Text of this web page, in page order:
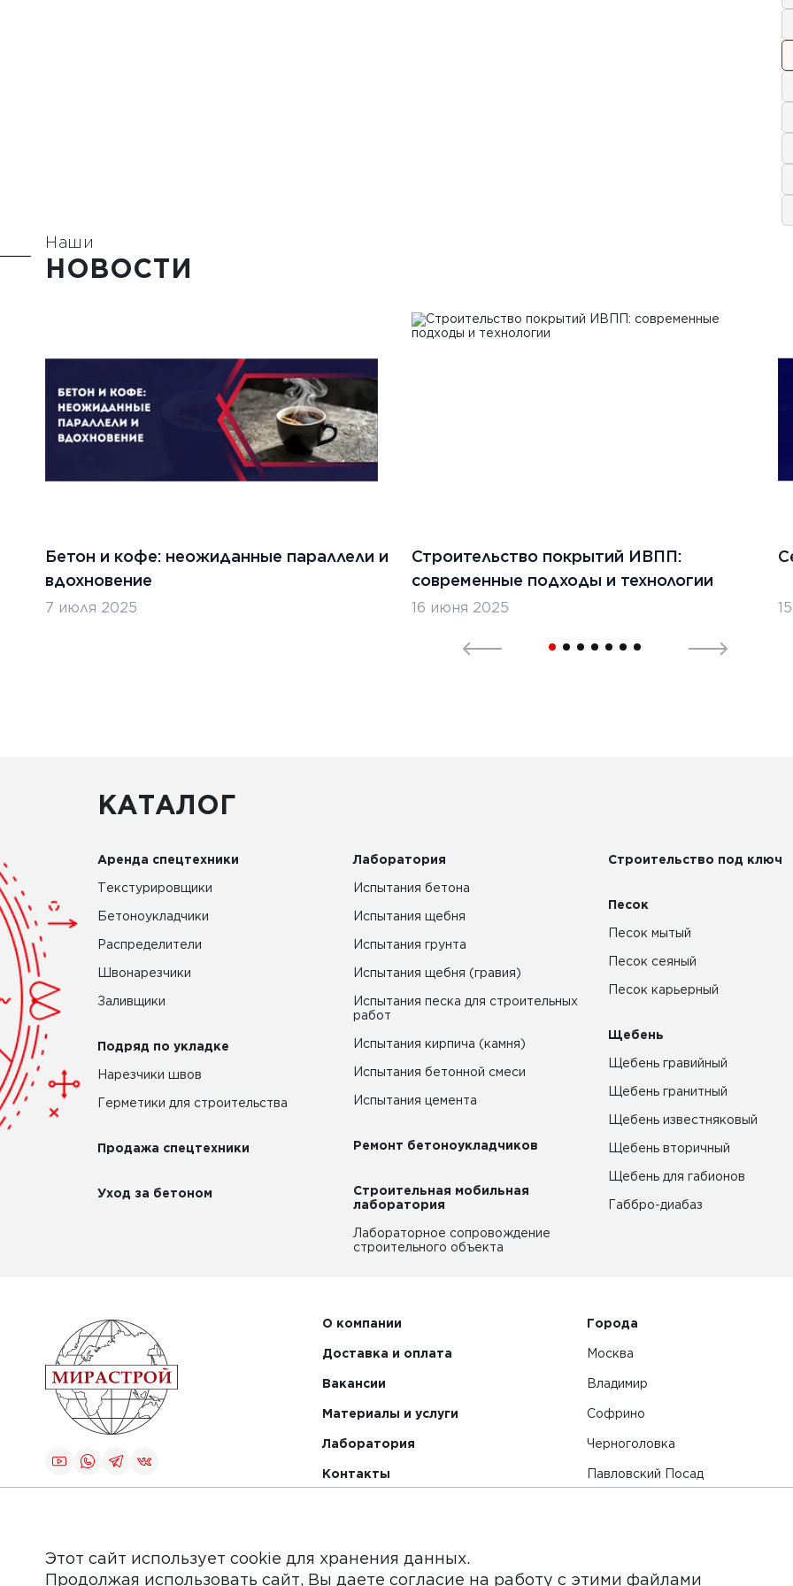
Наши
НОВОСТИ
Бетон и кофе: неожиданные параллели и
вдохновение
7 июля 2025
Строительство покрытий ИВПП:
современные подходы и технологии
16 июня 2025
КАТАЛОГ
Аренда спецтехники
Текстурировщики
Бетоноукладчики
Распределители
Швонарезчики
Заливщики
Подряд по укладке
Нарезчики швов
Герметики для строительства
Продажа спецтехники
Уход за бетоном
Лаборатория
Испытания бетона
Испытания щебня
Испытания грунта
Испытания щебня (гравия)
Испытания песка для строительных
работ
Испытания кирпича (камня)
Испытания бетонной смеси
Испытания цемента
Ремонт бетоноукладчиков
Строительная мобильная
лаборатория
Лабораторное сопровождение
строительного объекта
Строительство под ключ
Песок
Песок мытый
Песок сеяный
Песок карьерный
Щебень
Щебень гравийный
Щебень гранитный
Щебень известняковый
Щебень вторичный
Щебень для габионов
Габбро-диабаз
О компании
Доставка и оплата
Вакансии
Материалы и услуги
Лаборатория
Контакты
Города
Москва
Владимир
Софрино
Черноголовка
Павловский Посад
Этот сайт использует cookie для хранения данных.
Продолжая использовать сайт, Вы даете согласие на работу с этими файлами